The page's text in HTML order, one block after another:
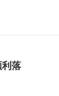
落